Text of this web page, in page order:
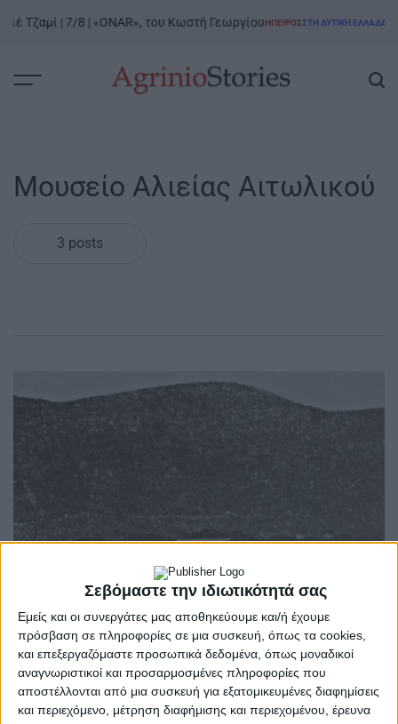
Σεβόμαστε την ιδιωτικότητά σας
Εμείς και οι συνεργάτες μας αποθηκεύουμε και/ή έχουμε
πρόσβαση σε πληροφορίες σε μια συσκευή, όπως τα cookies,
και επεξεργαζόμαστε προσωπικά δεδομένα, όπως μοναδικοί
αναγνωριστικοί και προσαρμοσμένες πληροφορίες που
αποστέλλονται από μια συσκευή για εξατομικευμένες διαφημίσεις
και περιεχόμενο, μέτρηση διαφήμισης και περιεχομένου, έρευνα
Τζαμί | 7/8 | «ONAR», του Κωστή ΓεωργίουPOSTED
ΉΠΕΙΡΟΣΣΤΗ ΔΥΤΙΚΉ ΕΛΛΆΔΑ
Μουσείο Αλιείας Αιτωλικού
3 posts
IN
ΜΕΣΟΛΌΓΓΙ
Μουσείο Αλιείας